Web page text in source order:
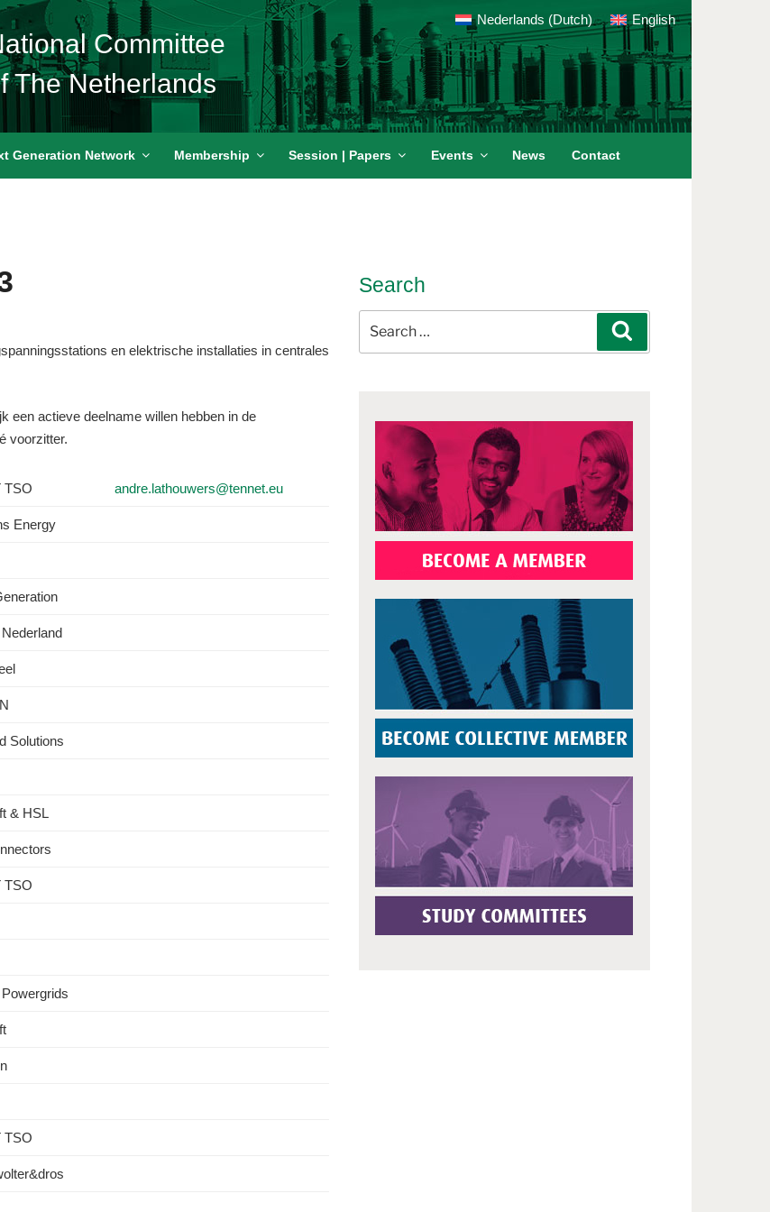
Committee
The Netherlands
Nederlands (Dutch) English
Generation Network Membership Session | Papers Events News Contact
en elektrische installaties in centrales
een actieve deelname willen hebben in de
voorzitter.
TSO andre.lathouwers@tennet.eu
Energy
Solutions
& HSL
TSO
TSO
Search
for: